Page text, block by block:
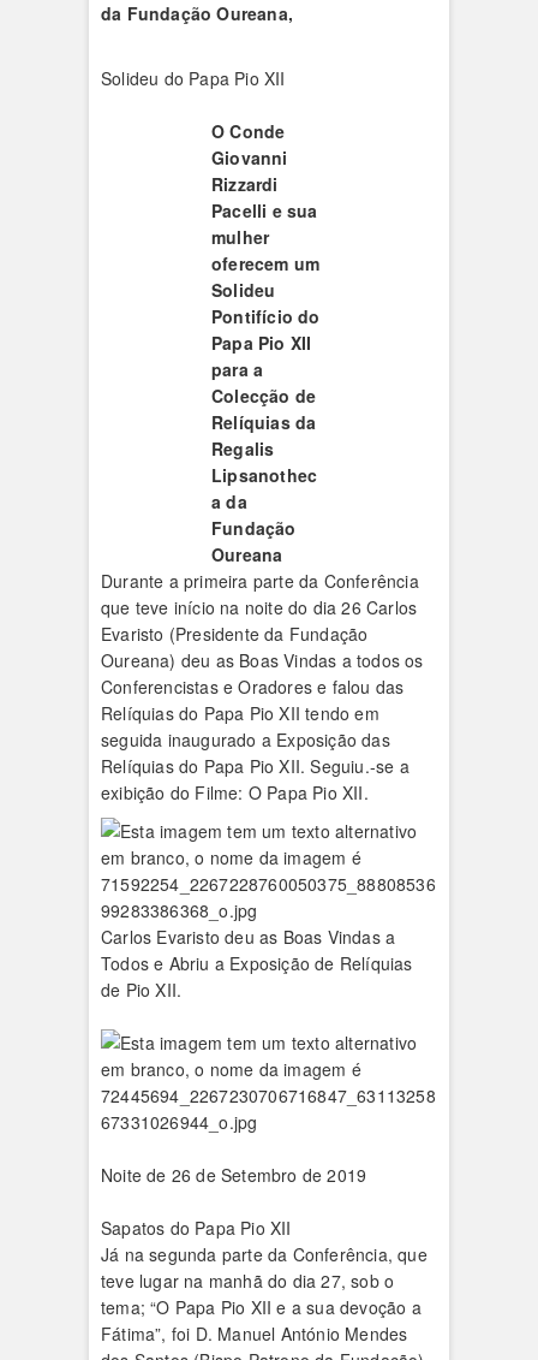
da Fundação Oureana,
Solideu do Papa Pio XII
O Conde
Giovanni
Rizzardi
Pacelli e sua
mulher
oferecem um
Solideu
Pontifício do
Papa Pio XII
para a
Colecção de
Relíquias da
Regalis
Lipsanothec
a da
Fundação
Oureana
Durante a primeira parte da Conferência
que teve início na noite do dia 26 Carlos
Evaristo (Presidente da Fundação
Oureana) deu as Boas Vindas a todos os
Conferencistas e Oradores e falou das
Relíquias do Papa Pio XII tendo em
seguida inaugurado a Exposição das
Relíquias do Papa Pio XII. Seguiu.-se a
exibição do Filme: O Papa Pio XII.
Carlos Evaristo deu as Boas Vindas a
Todos e Abriu a Exposição de Relíquias
de Pio XII.
Noite de 26 de Setembro de 2019
Sapatos do Papa Pio XII
Já na segunda parte da Conferência, que
teve lugar na manhã do dia 27, sob o
tema; “O Papa Pio XII e a sua devoção a
Fátima”, foi D. Manuel António Mendes